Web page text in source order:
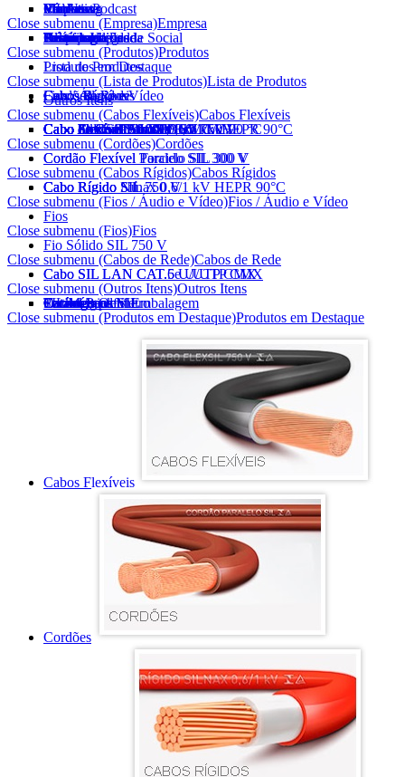
Empresa
Produtos
Vendas
Marketing
Vídeo e Podcast
SIL News
Eletricista
Contato
Close submenu (Empresa)Empresa
Histórico
Tecnologia
Certificados
Homologações
Política Integrada
Prêmios
Responsabilidade Social
Sustentabilidade
Alianças
Close submenu (Produtos)Produtos
Lista de Produtos
Produtos em Destaque
Close submenu (Lista de Produtos)Lista de Produtos
Cabos Flexíveis
Cordões
Cabos Rígidos
Fios / Áudio e Vídeo
Cabos de Rede
Outros Itens
Close submenu (Cabos Flexíveis)Cabos Flexíveis
Cabo FlexSil 750 V
Cabo Flexível AtoxSil
Cabo Flexível AtoxSil 0,6/1 kV 90 °C
Cabo AtoxSil Solar 1,8 kV C.C.
Cabo Flexível Silnax 0,6/1 kV HEPR 90°C
Cabo Silflex PP 500 V
Cabo Solda SIL 100 V
Cabo de Controle SIL 1 kV
Cabo de Controle BFC SIL 1 kV
Cabo Flexível AtoxSil Eco 750 V
Close submenu (Cordões)Cordões
Cordão Flexível Paralelo SIL 300 V
Cordão Flexível Torcido SIL 300 V
Close submenu (Cabos Rígidos)Cabos Rígidos
Cabo Rígido SIL 750 V
Cabo Rígido Silnax 0,6/1 kV HEPR 90°C
Cabo Rígido Nú
Close submenu (Fios / Áudio e Vídeo)Fios / Áudio e Vídeo
Fios
Close submenu (Fios)Fios
Fio Sólido SIL 750 V
Close submenu (Cabos de Rede)Cabos de Rede
Cabo SIL LAN CAT.5e U/UTP CMX
Cabo SIL LAN CAT.6 U/UTP CMX
Close submenu (Outros Itens)Outros Itens
Outros Itens
Carretéis
Pocket Pack SIL
SIL Metro a Metro
Tecnologia em Embalagem
Catálogo Online
Catálogo pdf
Close submenu (Produtos em Destaque)Produtos em Destaque
Cabos Flexíveis
Cordões